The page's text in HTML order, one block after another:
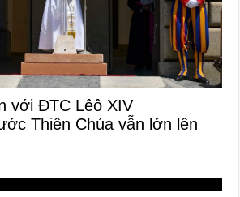
với ĐTC Lêô XIV
Thiên Chúa vẫn lớn lên